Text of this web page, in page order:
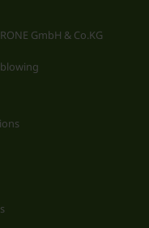
GmbH & Co.KG